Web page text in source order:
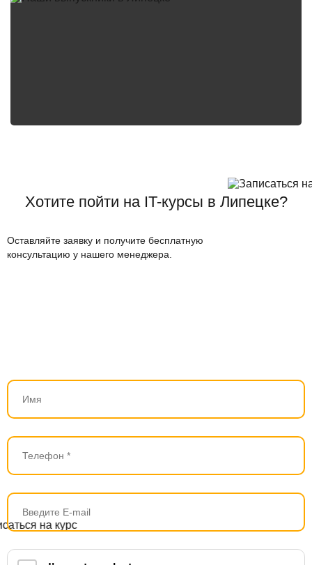
Хотите пойти на IT-курсы в Липецке?
Оставляйте заявку и получите бесплатную
консультацию у нашего менеджера.